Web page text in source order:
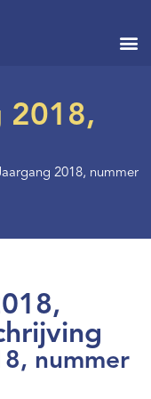
2018,
2018, nummer
nummer